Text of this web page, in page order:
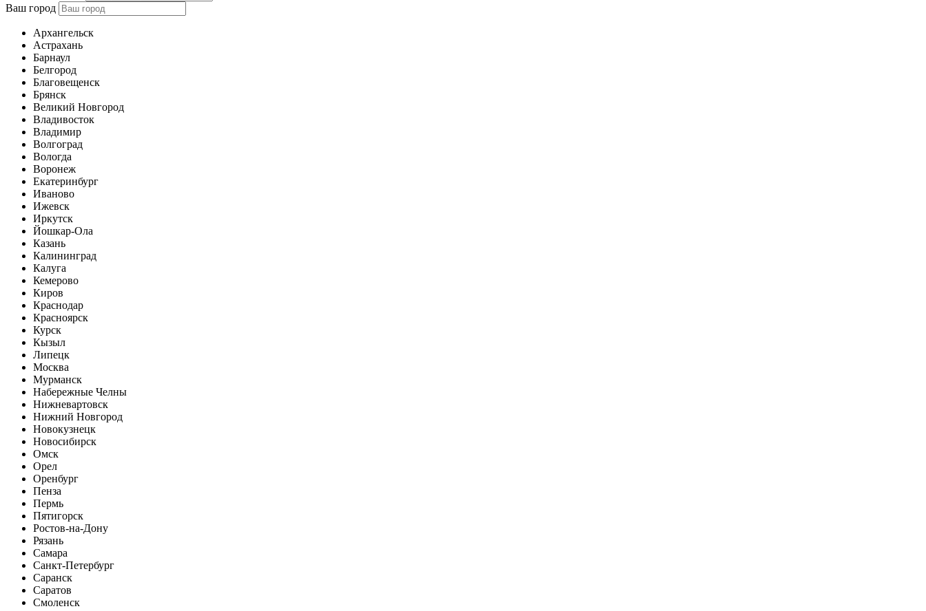
Ваш город
Архангельск
Астрахань
Барнаул
Белгород
Благовещенск
Брянск
Великий Новгород
Владивосток
Владимир
Волгоград
Вологда
Воронеж
Екатеринбург
Иваново
Ижевск
Иркутск
Йошкар-Ола
Казань
Калининград
Калуга
Кемерово
Киров
Краснодар
Красноярск
Курск
Кызыл
Липецк
Москва
Мурманск
Набережные Челны
Нижневартовск
Нижний Новгород
Новокузнецк
Новосибирск
Омск
Орел
Оренбург
Пенза
Пермь
Пятигорск
Ростов-на-Дону
Рязань
Самара
Санкт-Петербург
Саранск
Саратов
Смоленск